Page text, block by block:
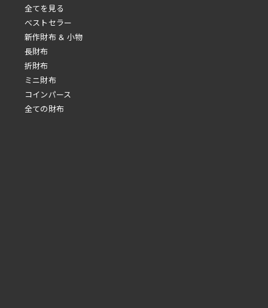
全てを見る
べストセラー
新作財布 & 小物
長財布
折財布
ミニ財布
コインパース
全ての財布